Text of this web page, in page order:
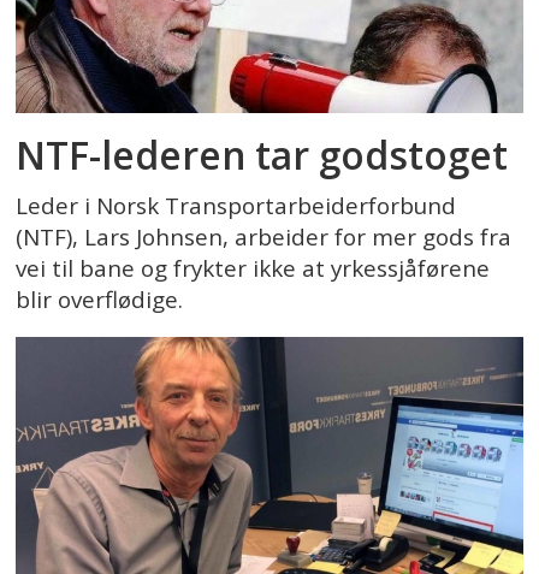
NTF-lederen tar godstoget
Leder i Norsk Transportarbeiderforbund
(NTF), Lars Johnsen, arbeider for mer gods fra
vei til bane og frykter ikke at yrkessjåførene
blir overflødige.